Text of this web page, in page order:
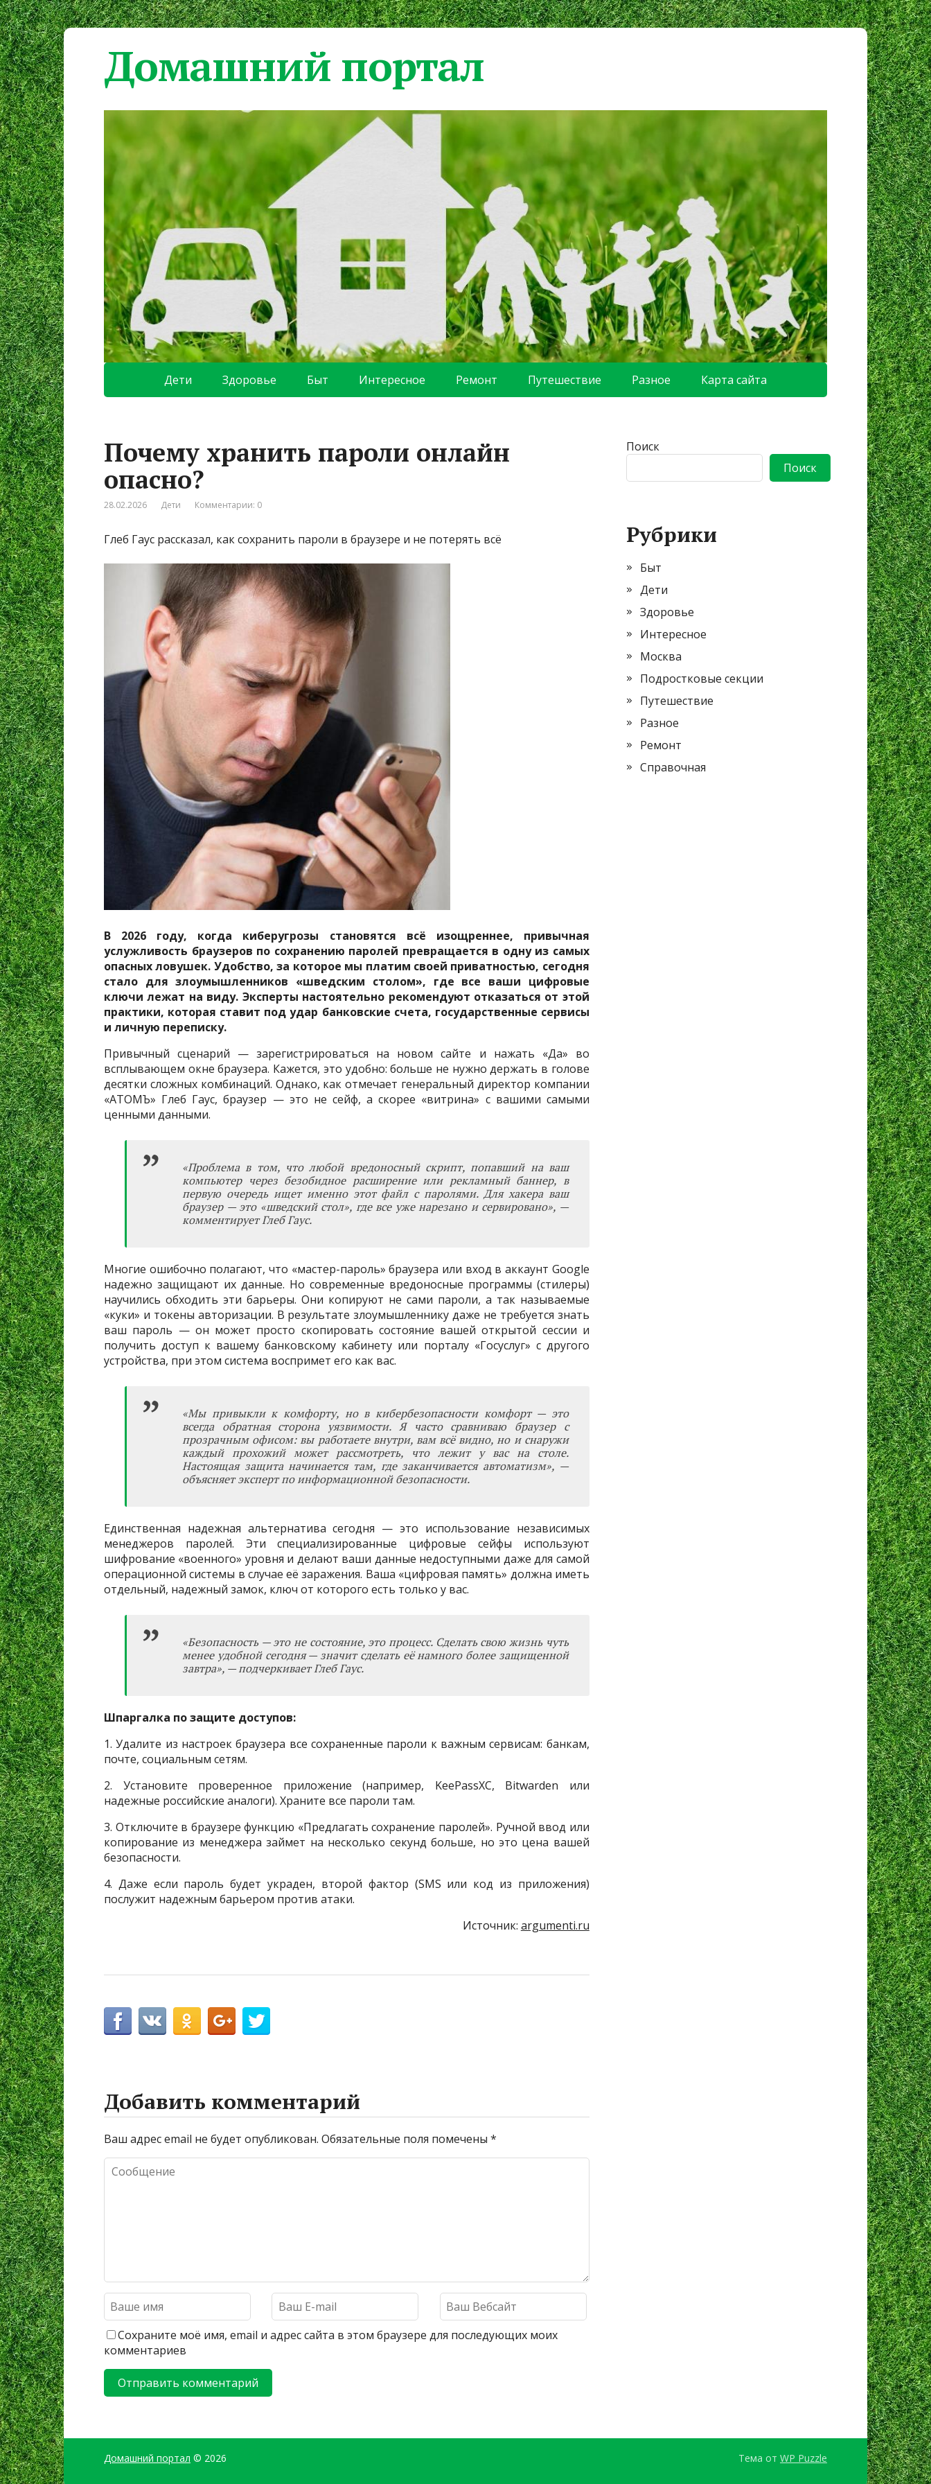
Домашний портал
Дети Здоровье Быт Интересное Ремонт Путешествие Разное Карта сайта
Почему хранить пароли онлайн
опасно?
28.02.2026 Дети Комментарии: 0
Глеб Гаус рассказал, как сохранить пароли в браузере и не потерять всё
В 2026 году, когда киберугрозы становятся всё изощреннее, привычная
услужливость браузеров по сохранению паролей превращается в одну из самых
опасных ловушек. Удобство, за которое мы платим своей приватностью, сегодня
стало для злоумышленников «шведским столом», где все ваши цифровые
ключи лежат на виду. Эксперты настоятельно рекомендуют отказаться от этой
практики, которая ставит под удар банковские счета, государственные сервисы
и личную переписку.
Привычный сценарий — зарегистрироваться на новом сайте и нажать «Да» во
всплывающем окне браузера. Кажется, это удобно: больше не нужно держать в голове
десятки сложных комбинаций. Однако, как отмечает генеральный директор компании
«АТОМЪ» Глеб Гаус, браузер — это не сейф, а скорее «витрина» с вашими самыми
ценными данными.
«Проблема в том, что любой вредоносный скрипт, попавший на ваш
компьютер через безобидное расширение или рекламный баннер, в
первую очередь ищет именно этот файл с паролями. Для хакера ваш
браузер — это «шведский стол», где все уже нарезано и сервировано», —
комментирует Глеб Гаус.
Многие ошибочно полагают, что «мастер-пароль» браузера или вход в аккаунт Google
надежно защищают их данные. Но современные вредоносные программы (стилеры)
научились обходить эти барьеры. Они копируют не сами пароли, а так называемые
«куки» и токены авторизации. В результате злоумышленнику даже не требуется знать
ваш пароль — он может просто скопировать состояние вашей открытой сессии и
получить доступ к вашему банковскому кабинету или порталу «Госуслуг» с другого
устройства, при этом система воспримет его как вас.
«Мы привыкли к комфорту, но в кибербезопасности комфорт — это
всегда обратная сторона уязвимости. Я часто сравниваю браузер с
прозрачным офисом: вы работаете внутри, вам всё видно, но и снаружи
каждый прохожий может рассмотреть, что лежит у вас на столе.
Настоящая защита начинается там, где заканчивается автоматизм», —
объясняет эксперт по информационной безопасности.
Единственная надежная альтернатива сегодня — это использование независимых
менеджеров паролей. Эти специализированные цифровые сейфы используют
шифрование «военного» уровня и делают ваши данные недоступными даже для самой
операционной системы в случае её заражения. Ваша «цифровая память» должна иметь
отдельный, надежный замок, ключ от которого есть только у вас.
«Безопасность — это не состояние, это процесс. Сделать свою жизнь чуть
менее удобной сегодня — значит сделать её намного более защищенной
завтра», — подчеркивает Глеб Гаус.
Шпаргалка по защите доступов:
1. Удалите из настроек браузера все сохраненные пароли к важным сервисам: банкам,
почте, социальным сетям.
2. Установите проверенное приложение (например, KeePassXC, Bitwarden или
надежные российские аналоги). Храните все пароли там.
3. Отключите в браузере функцию «Предлагать сохранение паролей». Ручной ввод или
копирование из менеджера займет на несколько секунд больше, но это цена вашей
безопасности.
4. Даже если пароль будет украден, второй фактор (SMS или код из приложения)
послужит надежным барьером против атаки.
Источник: argumenti.ru
Добавить комментарий
Ваш адрес email не будет опубликован. Обязательные поля помечены *
Сохраните моё имя, email и адрес сайта в этом браузере для последующих моих
комментариев
Поиск
Поиск
Рубрики
Быт
Дети
Здоровье
Интересное
Москва
Подростковые секции
Путешествие
Разное
Ремонт
Справочная
Домашний портал © 2026 Тема от WP Puzzle